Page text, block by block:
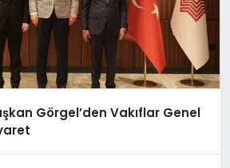
Görgel’den Vakıflar Genel